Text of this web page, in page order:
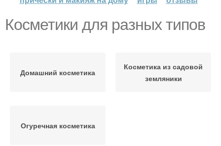
Косметики для разных типов
Домашний косметика
Косметика из садовой
земляники
Огуречная косметика